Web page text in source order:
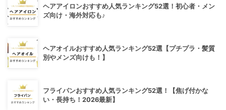
ヘアアイロンおすすめ人気ランキング52選！初心者・メン
ズ向け・海外対応も♪
ヘアオイルおすすめ人気ランキング52選【プチプラ・髪質
別やメンズ向けも！】
フライパンおすすめ人気ランキング52選！【焦げ付かな
い・長持ち！2026最新】